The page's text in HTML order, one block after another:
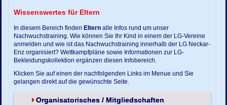
Wissenswertes für Eltern
In diesem Bereich finden Eltern alle Infos rund um unser
Nachwuchstraining. Wie können Sie Ihr Kind in einem der LG-Vereine
anmelden und wie ist das Nachwuchstraining innerhalb der LG Neckar-
Enz organisiert? Wettkampfpläne sowie Informationen zur LG-
Bekleidungskollektion ergänzen diesen Infobereich.
Klicken Sie auf einen der nachfolgenden Links im Menue und Sie
gelangen direkt auf die gewünschte Seite.
Organisatorisches / Mitgliedschaften